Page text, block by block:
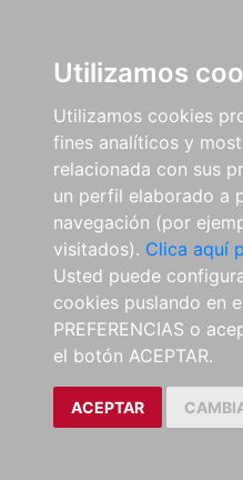
Utilizamos
Utilizamos cookies
fines analíticos y
relacionada con sus
un perfil elaborado a
navegación (por
visitados). Clica aquí
Usted puede
cookies puslando en
PREFERENCIAS o
el botón ACEPTAR.
ACEPTAR